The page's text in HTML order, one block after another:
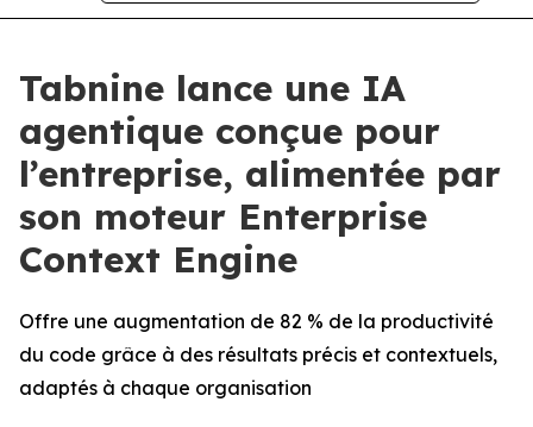
Tabnine lance une IA
agentique conçue pour
l’entreprise, alimentée par
son moteur Enterprise
Context Engine
Offre une augmentation de 82 % de la productivité
du code grâce à des résultats précis et contextuels,
adaptés à chaque organisation